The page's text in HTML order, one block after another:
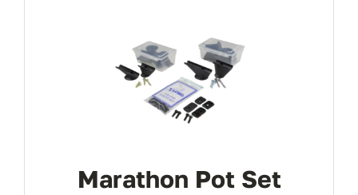
Marathon Pot Set